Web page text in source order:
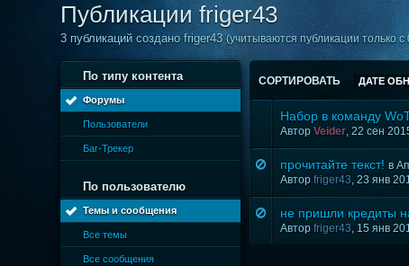
Публикации friger43
3 публикаций создано friger43(учитываются публикации только с
По типу контента
Форумы
Пользователи
Баг-Трекер
По пользователю
Темы и сообщения
Все темы
Все сообщения
СОРТИРОВАТЬ ДАТЕ
Набор в команду
АвторVeider, 22 сен
прочитайте текст! в
Авторfriger43, 23 янв
не пришли кредиты
Авторfriger43, 15 янв